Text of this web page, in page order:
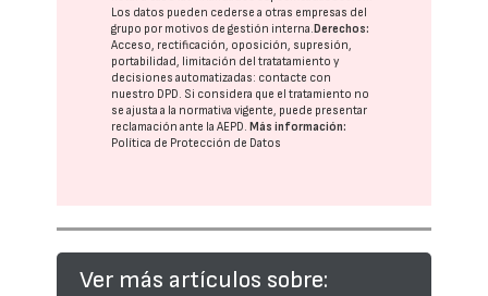
Los datos pueden cederse a otras empresas del
grupo por motivos de gestión interna.Derechos:
Acceso, rectificación, oposición, supresión,
portabilidad, limitación del tratatamiento y
decisiones automatizadas: contacte con
nuestro DPD. Si considera que el tratamiento no
se ajusta a la normativa vigente, puede presentar
reclamación ante laAEPD.Más información:
Política de Protección de Datos
Ver más artículos sobre: